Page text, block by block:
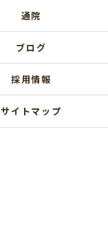
通院
ブログ
採用情報
サイトマップ